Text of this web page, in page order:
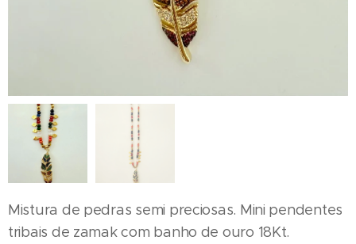
Mistura de pedras semi preciosas. Mini pendentes
tribais de zamak com banho de ouro 18Kt.